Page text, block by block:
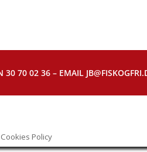
70 02 36 – EMAIL
Policy